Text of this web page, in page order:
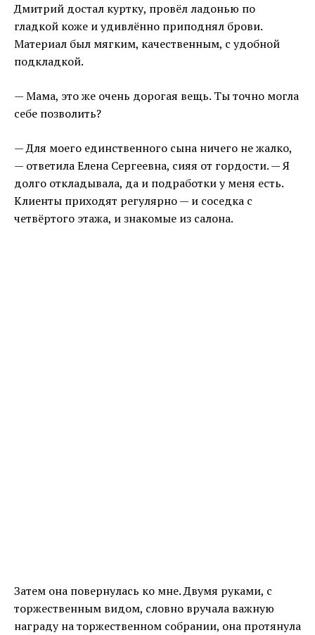
Дмитрий достал куртку, провёл ладонью по
гладкой коже и удивлённо приподнял брови.
Материал был мягким, качественным, с удобной
подкладкой.
— Мама, это же очень дорогая вещь. Ты точно могла
себе позволить?
— Для моего единственного сына ничего не жалко,
— ответила Елена Сергеевна, сияя от гордости. — Я
долго откладывала, да и подработки у меня есть.
Клиенты приходят регулярно — и соседка с
четвёртого этажа, и знакомые из салона.
Затем она повернулась ко мне. Двумя руками, с
торжественным видом, словно вручала важную
награду на торжественном собрании, она протянула